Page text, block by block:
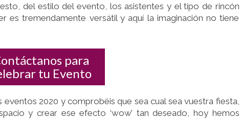
del estilo del evento, los asistentes y el tipo de rincón
es tremendamente versátil y aquí la imaginación no tiene
para
tu Evento
eventos 2020 y comprobéis que sea cual sea vuestra fiesta,
y crear ese efecto ‘wow’ tan deseado, hoy hemos